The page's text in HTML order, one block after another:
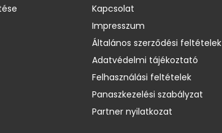
Kapcsolat
Impresszum
Általános szerződési feltételek
Adatvédelmi tájékoztató
Felhasználási feltételek
Panaszkezelési szabályzat
Partner nyilatkozat